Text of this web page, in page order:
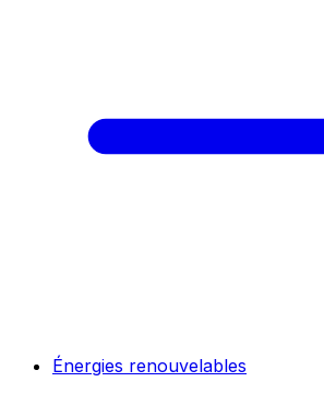
Énergies renouvelables